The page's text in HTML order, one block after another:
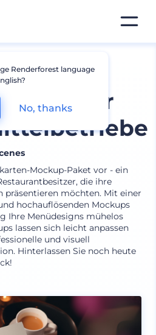
für
Mockup-Paket vor - ein
die ihre
präsentieren möchten. Mit einer
hochauflösenden Mockups
Ihre Menüdesigns mühelos
lassen sich leicht anpassen
und visuell
Hinterlassen Sie noch heute
Renderforest language
No, thanks